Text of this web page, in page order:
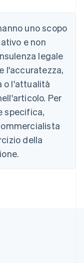
uno scopo
e non
legale
l'accuratezza,
o l'attualità
Per
specifica,
della